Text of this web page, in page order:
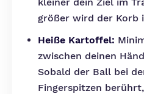
größer wird der Korb
Heiße Kartoffel:
zwischen deinen
Sobald der Ball bei
Fingerspitzen